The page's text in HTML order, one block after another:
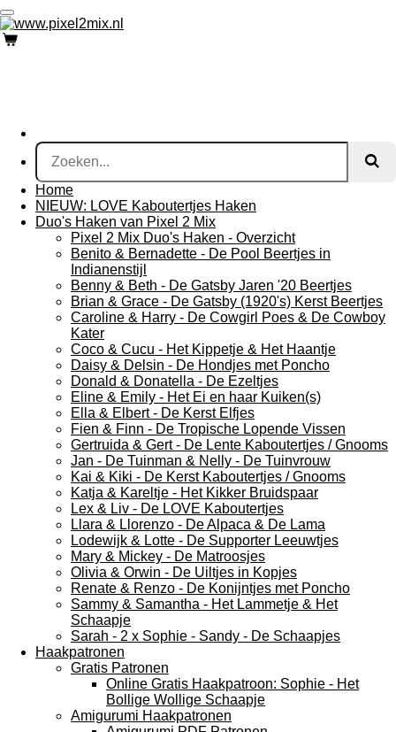
Ga
direct
naar
Home
NIEUW: LOVE Kaboutertjes Haken
Duo's Haken van Pixel 2 Mix
Pixel 2 Mix Duo's Haken - Overzicht
Benito & Bernadette - De Pool Beertjes in
Indianenstijl
Benny & Beth - De Gatsby Jaren '20 Beertjes
Brian & Grace - De Gatsby (1920's) Kerst Beertjes
Caroline & Harry - De Cowgirl Poes & De Cowboy
Kater
Coco & Cucu - Het Kippetje & Het Haantje
Daisy & Delsin - De Hondjes met Poncho
Donald & Donatella - De Ezeltjes
Eline & Emily - Het Ei en haar Kuiken(s)
Ella & Elbert - De Kerst Elfjes
Fien & Finn - De Tropische Lopende Vissen
Gertruida & Gert - De Lente Kaboutertjes / Gnooms
Jan - De Tuinman & Nelly - De Tuinvrouw
Kai & Kiki - De Kerst Kaboutertjes / Gnooms
Katja & Kareltje - Het Kikker Bruidspaar
Lex & Liv - De LOVE Kaboutertjes
Llara & Llorenzo - De Alpaca & De Lama
Lodewijk & Lotte - De Supporter Leeuwtjes
Mary & Mickey - De Matroosjes
Olivia & Orwin - De Uiltjes in Kopjes
Renate & Renzo - De Konijntjes met Poncho
Sammy & Samantha - Het Lammetje & Het
Schaapje
Sarah - 2 x Sophie - Sandy - De Schaapjes
Haakpatronen
Gratis Patronen
Online Gratis Haakpatroon: Sophie - Het
Bollige Wollige Schaapje
Amigurumi Haakpatronen